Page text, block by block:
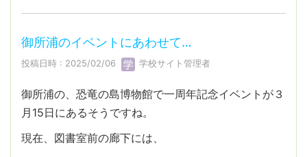
御所浦のイベントにあわせて…
投稿日時 : 2025/02/06 学校サイト管理者
御所浦の、恐竜の島博物館で一周年記念イベントが３
月15日にあるそうですね。
現在、図書室前の廊下には、